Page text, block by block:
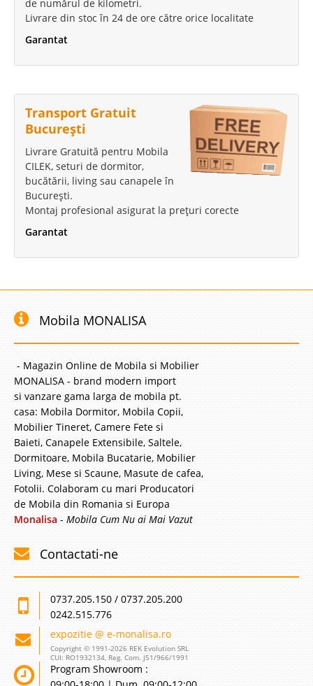
de numărul de kilometri.
Livrare din stoc în 24 de ore către orice localitate
Garantat
Transport Gratuit
București
Livrare Gratuită pentru Mobila
CILEK, seturi de dormitor,
bucătării, living sau canapele în
București.
Montaj profesional asigurat la prețuri corecte
Garantat
Mobila MONALISA
- Magazin Online de Mobila si Mobilier
MONALISA - brand modern import
si vanzare gama larga de mobila pt.
casa: Mobila Dormitor, Mobila Copii,
Mobilier Tineret, Camere Fete si
Baieti, Canapele Extensibile, Saltele,
Dormitoare, Mobila Bucatarie, Mobilier
Living, Mese si Scaune, Masute de cafea,
Fotolii. Colaboram cu mari Producatori
de Mobila din Romania si Europa
Monalisa - Mobila Cum Nu ai Mai Vazut
Contactati-ne
0737.205.150 / 0737.205.200
0242.515.776
expozitie @ e-monalisa.ro
Copyright © 1991-2026 REK Evolution SRL
CUI: RO1932134, Reg. Com. J51/966/1991
Program Showroom :